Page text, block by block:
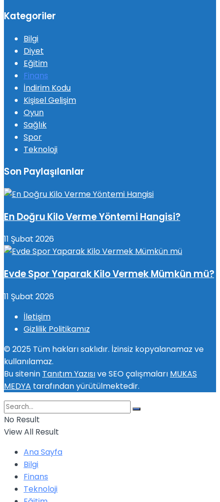
Kategoriler
Bilgi
Diyet
Eğitim
Finans
İndirim Kodu
Kişisel Gelişim
Oyun
Sağlık
Spor
Teknoloji
Son Paylaşılanlar
En Doğru Kilo Verme Yöntemi Hangisi?
11 Şubat 2026
Evde Spor Yaparak Kilo Vermek Mümkün mü?
11 Şubat 2026
İletişim
Gizlilik Politikamız
© 2025 Tüm hakları saklıdır. İzinsiz kopyalanamaz ve
kullanılamaz.
Bu sitenin Tanıtım Yazısıve SEO çalışmaları MUKAS
MEDYA tarafından yürütülmektedir.
No Result
View All Result
Ana Sayfa
Bilgi
Finans
Teknoloji